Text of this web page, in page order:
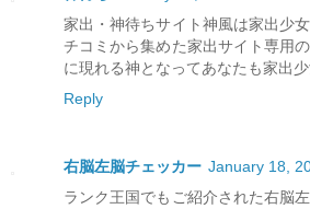
家出・神待ちサイト神風は家出少
チコミから集めた家出サイト専用
に現れる神となってあなたも家出
Reply
右脳左脳チェッカー January 18,
ランク王国でもご紹介された右脳